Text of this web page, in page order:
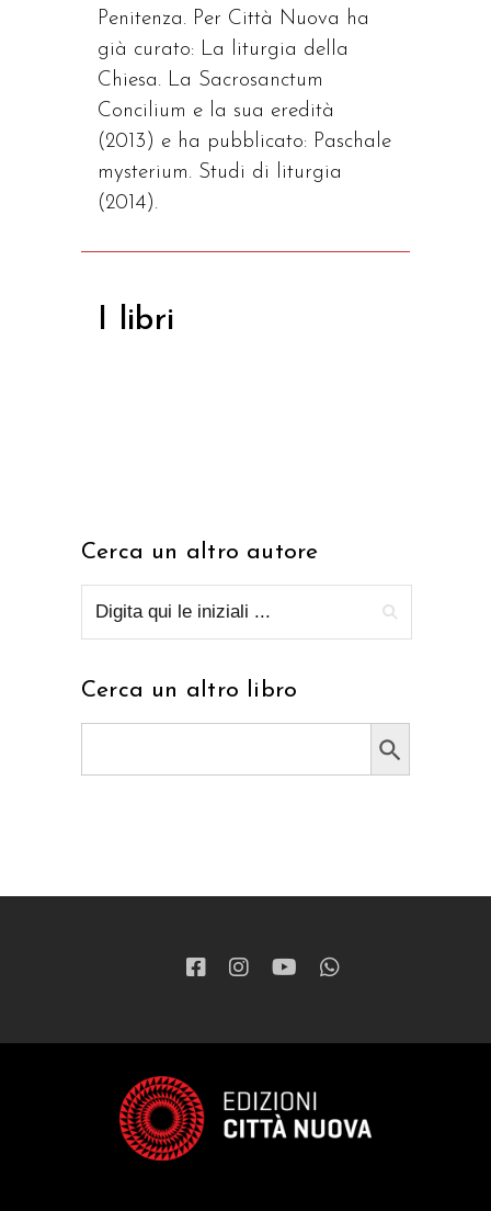
Penitenza. Per Città Nuova ha
già curato: La liturgia della
Chiesa. La Sacrosanctum
Concilium e la sua eredità
(2013) e ha pubblicato: Paschale
mysterium. Studi di liturgia
(2014).
I libri
Cerca un altro autore
Cerca un altro libro
Search Button